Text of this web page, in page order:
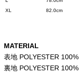
XL
82.0cm
MATERIAL
表地 POLYESTER 100%
裏地 POLYESTER 100%